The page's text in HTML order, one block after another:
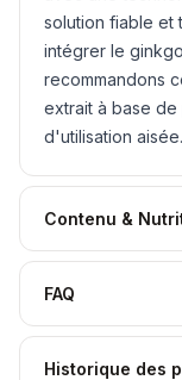
solution fiable et
intégrer le
recommandons
extrait à base
d'utilisation aisée.
Contenu &
FAQ
Historique des